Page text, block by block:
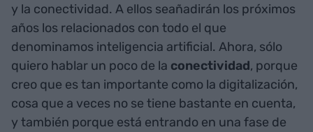
y la conectividad. A ellos seañadirán los próximos
años los relacionados con todo el que
denominamos inteligencia artificial. Ahora, sólo
quiero hablar un poco de la conectividad, porque
creo que es tan importante como la digitalización,
cosa que a veces no se tiene bastante en cuenta,
y también porque está entrando en una fase de